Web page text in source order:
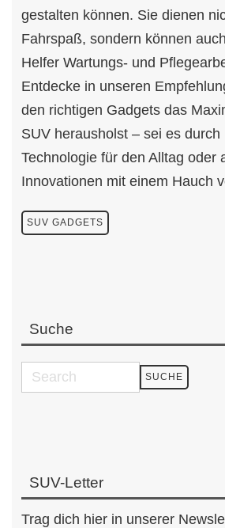
gestalten können. Sie dienen
Fahrspaß, sondern können
Helfer Wartungs- und
Entdecke in unseren
den richtigen Gadgets das
SUV herausholst – sei es durch
Technologie für den Alltag oder
Innovationen mit einem Hauch
SUV GADGETS
Suche
SUV-Letter
Trag dich hier in unserer